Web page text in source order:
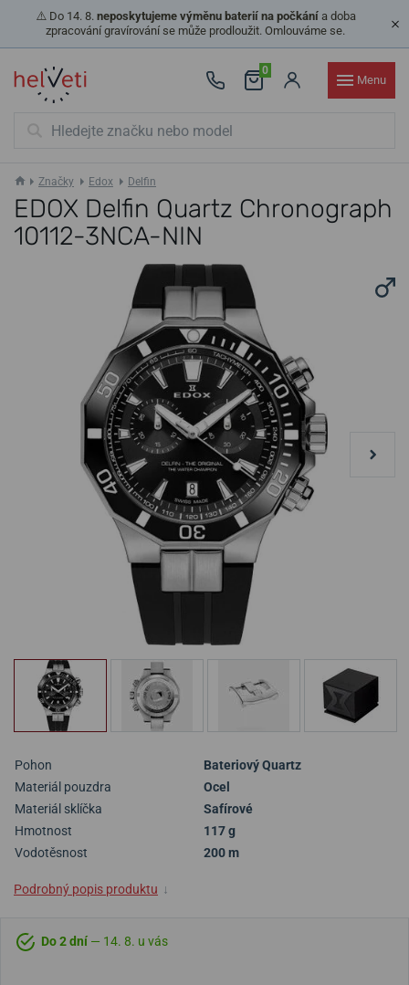
⚠️ Do 14. 8. neposkytujeme výměnu baterií na počkánía doba
zpracování gravírování se může prodloužit. Omlouváme se.
0
Menu
Značky Edox Delfin
EDOX Delfin Quartz Chronograph
10112-3NCA-NIN
Pohon
Bateriový Quartz
Materiál pouzdra
Ocel
Materiál sklíčka
Safírové
Hmotnost
117 g
Vodotěsnost
200 m
Podrobný popis produktu ↓
Do 2 dní — 14. 8. u vás